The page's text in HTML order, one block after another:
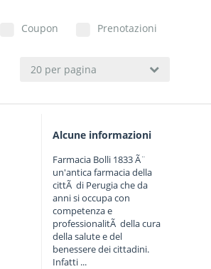
Coupon Prenotazioni
20 per pagina
Alcune informazioni
Farmacia Bolli 1833 Ã¨
un'antica farmacia della
cittÃ di Perugia che da
anni si occupa con
competenza e
professionalitÃ della cura
della salute e del
benessere dei cittadini.
Infatti ...